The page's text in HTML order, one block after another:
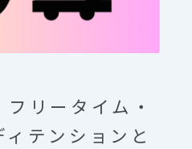
リータイム・
テンションと